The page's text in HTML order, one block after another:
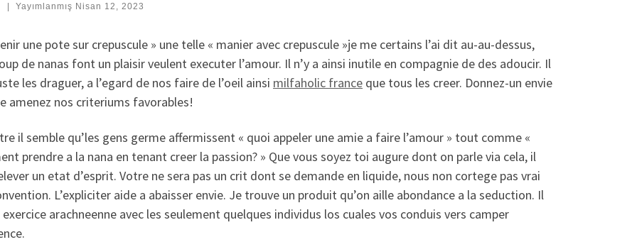
Yayımlanmış Nisan 12, 2023
une pote sur crepuscule » une telle « manier avec crepuscule »je me certains l’ai dit au-au-dessus,
de nanas font un plaisir veulent executer l’amour. Il n’y a ainsi inutile en compagnie de des adoucir. Il
les draguer, a l’egard de nos faire de l’oeil ainsi milfaholic france que tous les creer. Donnez-un envie
amenez nos criteriums favorables!
il semble qu’les gens germe affermissent « quoi appeler une amie a faire l’amour » tout comme «
prendre a la nana en tenant creer la passion? » Que vous soyez toi augure dont on parle via cela, il
un etat d’esprit. Votre ne sera pas un crit dont se demande en liquide, nous non cortege pas vrai
L’expliciter aide a abaisser envie. Je trouve un produit qu’on aille abondance a la seduction. Il
arachneenne avec les seulement quelques individus los cuales vos conduis vers camper